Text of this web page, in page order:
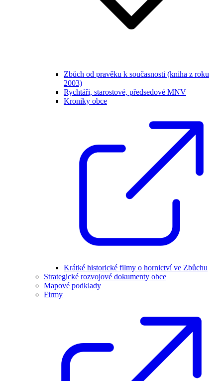
Zbůch od pravěku k současnosti (kniha z roku
2003)
Rychtáři, starostové, předsedové MNV
Kroniky obce
Krátké historické filmy o hornictví ve Zbůchu
Strategické rozvojové dokumenty obce
Mapové podklady
Firmy